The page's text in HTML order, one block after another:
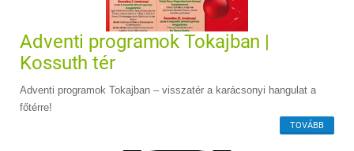
Adventi programok Tokajban |
Kossuth tér
Adventi programok Tokajban – visszatér a karácsonyi hangulat a
főtérre!
TOVÁBB